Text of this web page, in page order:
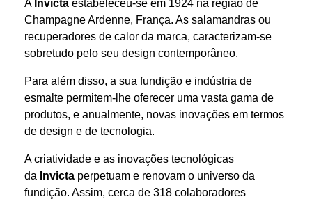
A Invicta estabeleceu-se em 1924 na região de
Champagne Ardenne, França. As salamandras ou
recuperadores de calor da marca, caracterizam-se
sobretudo pelo seu design contemporâneo.
Para além disso, a sua fundição e indústria de
esmalte permitem-lhe oferecer uma vasta gama de
produtos, e anualmente, novas inovações em termos
de design e de tecnologia.
A criatividade e as inovações tecnológicas
da Invicta perpetuam e renovam o universo da
fundição. Assim, cerca de 318 colaboradores